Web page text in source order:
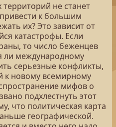
не станет
к большим
их? Это зависит от
катастрофы. Если
то число беженцев
ли международному
серьезные конфликты,
к новому всемирному
мифов о
подхлестнуть этот
что политическая карта
географической.